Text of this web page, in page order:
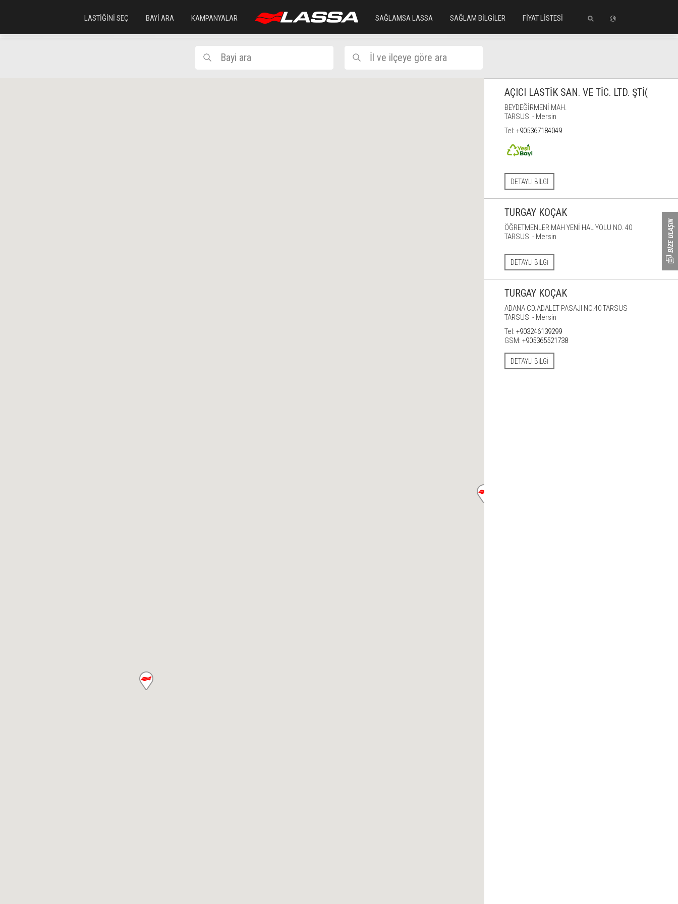
LASTİĞİNİ SEÇ BAYİ ARA KAMPANYALAR SAĞLAMSA LASSA SAĞLAM BİLGİLER FİYAT LİSTESİ
Bayi ara İl ve ilçeye göre ara
İÇEL TARSUS
AÇICI LASTİK SAN. VE TİC. LTD. ŞTİ(
BEYDEĞİRMENİ MAH.
TARSUS - Mersin
Tel: +905367184049
DETAYLI BILGI
TURGAY KOÇAK
ÖĞRETMENLER MAH YENİ HAL YOLU NO. 40
TARSUS - Mersin
DETAYLI BILGI
TURGAY KOÇAK
ADANA CD.ADALET PASAJI NO.40 TARSUS
TARSUS - Mersin
Tel: +903246139299
GSM: +905365521738
DETAYLI BILGI